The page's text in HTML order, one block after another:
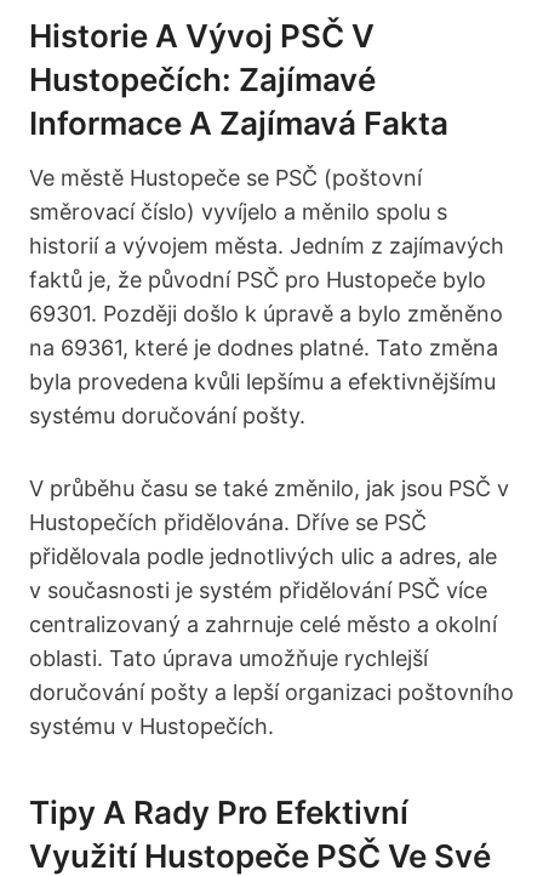
Historie A Vývoj PSČ V
Hustopečích: Zajímavé
Informace ⁣a Zajímavá Fakta
Ve městě Hustopeče se PSČ ​(poštovní
směrovací číslo)⁢ vyvíjelo a ‍měnilo spolu s⁢
historií a vývojem města. Jedním z zajímavých⁤
faktů je, že původní PSČ pro Hustopeče bylo
69301. ⁢Později došlo k úpravě a bylo ⁣změněno
na 69361, které je dodnes platné.⁢ Tato změna
byla provedena kvůli lepšímu a efektivnějšímu
systému doručování pošty.
V průběhu času ⁢se také⁢ změnilo, jak jsou PSČ‌ v
Hustopečích přidělována.‍ Dříve se PSČ
přidělovala podle jednotlivých ulic a adres, ale⁣
v současnosti je systém přidělování PSČ více
centralizovaný a zahrnuje celé město a okolní
oblasti. Tato ‌úprava umožňuje rychlejší
doručování pošty a​ lepší organizaci poštovního
systému v Hustopečích.
Tipy A Rady Pro Efektivní
Využití Hustopeče PSČ Ve Své